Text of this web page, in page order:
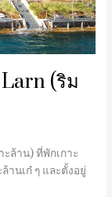
(ริม
ล้าน) ที่พักเกาะ
านเก๋ ๆ และตั้งอยู่